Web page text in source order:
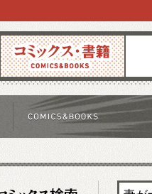
コミックス 雑誌